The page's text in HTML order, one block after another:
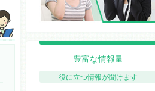
豊富な情報量
役に立つ情報が聞けます